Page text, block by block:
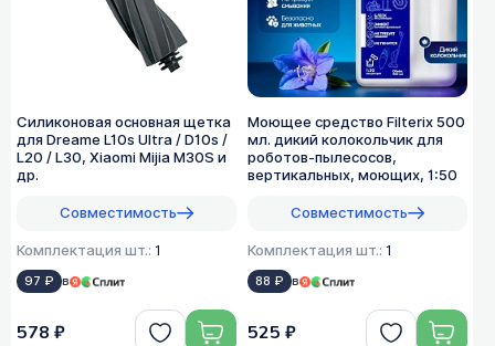
Силиконовая основная щетка
для Dreame L10s Ultra / D10s /
L20 / L30, Xiaomi Mijia M30S и
др.
Совместимость
Комплектация шт.: 1
97 ₽ в
578 ₽
Моющее средство Filterix 500
мл. дикий колокольчик для
роботов-пылесосов,
вертикальных, моющих, 1:50
Совместимость
Комплектация шт.: 1
88 ₽ в
525 ₽